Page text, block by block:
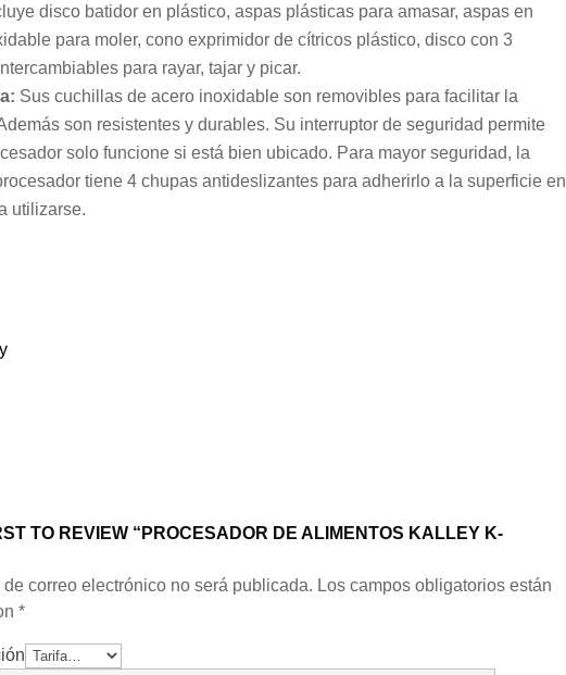
disco batidor en plástico, aspas plásticas para amasar, aspas en
para moler, cono exprimidor de cítricos plástico, disco con 3
para rayar, tajar y picar.
Sus cuchillas de acero inoxidable son removibles para facilitar la
son resistentes y durables. Su interruptor de seguridad permite
solo funcione si está bien ubicado. Para mayor seguridad, la
tiene 4 chupas antideslizantes para adherirlo a la superficie en
utilizarse.
TO REVIEW “PROCESADOR DE ALIMENTOS KALLEY K-
correo electrónico no será publicada. Los campos obligatorios están
*